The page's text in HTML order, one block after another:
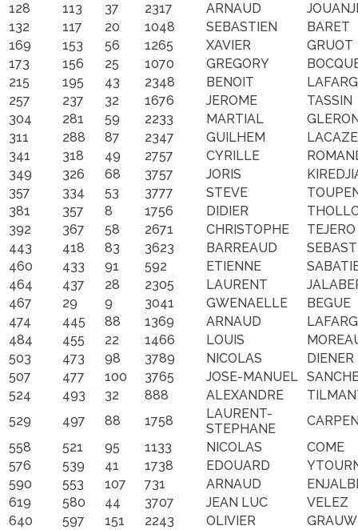
128
113 37 2317 ARNAUD
132
117 20 1048 SEBASTIEN
BARET
169
153 56 1265 XAVIER
GRUOT
173
156 25 1070 GREGORY
215
195 43 2348 BENOIT
257
237 32 1676 JEROME
TASSIN
304
281 59 2233 MARTIAL
311
288 87 2347 GUILHEM
LACAZE
341
318 49 2757 CYRILLE
349
326 68 3757 JORIS
357
334 53 3777 STEVE
381
357 8 1756 DIDIER
392
367 58 2671 CHRISTOPHE
TEJERO
443
418 83 3623 BARREAUD
460
433 91 592 ETIENNE
464
437 28 2305 LAURENT
467
29 9 3041 GWENAELLE
BEGUE
474
445 88 1369 ARNAUD
484
455 22 1466 LOUIS
503
473 98 3789 NICOLAS
DIENER
507
477 100 3765 JOSE-MANUEL
524
493 32 888 ALEXANDRE
529
497 88 1758
LAURENT-
STEPHANE
558
521 95 1133 NICOLAS
COME
576
539 41 1738 EDOUARD
590
553 107 731 ARNAUD
619
580 44 3707 JEAN LUC
VELEZ
640
597 151 2243 OLIVIER